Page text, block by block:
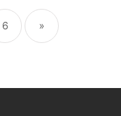
6 »